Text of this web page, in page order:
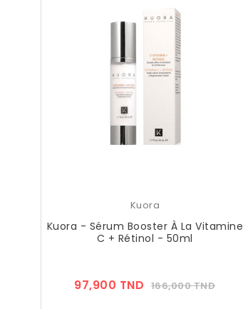
Kuora
Kuora - Sérum Booster À La Vitamine
C + Rétinol - 50ml
97,900 TND Prix
166,000 TNDPrix